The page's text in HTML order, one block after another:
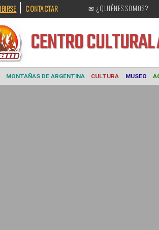
| CONTACTAR ✉ ¿QUIÉNES SOMOS?
CENTRO
MONTAÑAS DE ARGENTINA CULTURA